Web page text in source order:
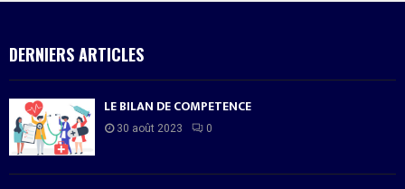
DERNIERS ARTICLES
LE BILAN DE COMPETENCE
30 août 2023 0